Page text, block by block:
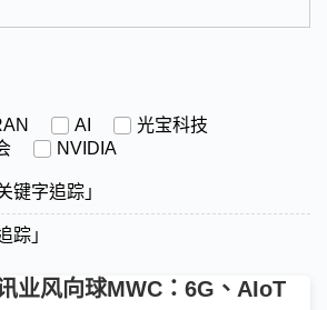
AI
光宝科技
NVIDIA
键字追踪」
踪」
业风向球MWC：6G、AIoT